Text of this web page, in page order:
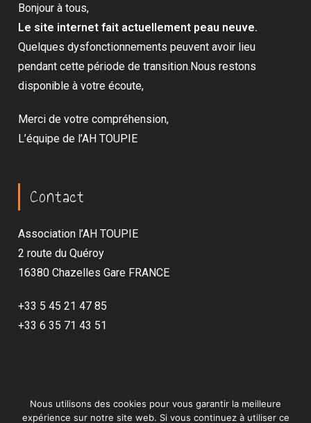
Bonjour à tous,
Le site internet fait actuellement peau neuve.
Quelques dysfonctionnements peuvent avoir lieu
pendant cette période de transition.Nous restons
disponible à votre écoute,
Merci de votre compréhension,
L’équipe de l’AH TOUPIE
Contact
Association l’AH TOUPIE
2 route du Quéroy
16380 Chazelles Gare FRANCE
+33 5 45 21 47 85
+33 6 35 71 43 51
AHTOUPIE
Ludothèque de l’AHTOUPIE : présentation et prestations
Fête du jeu à Chazelles chaque année depuis 2005
Micro-crèche
Nous utilisons des cookies pour vous garantir la meilleure
expérience sur notre site web. Si vous continuez à utiliser ce